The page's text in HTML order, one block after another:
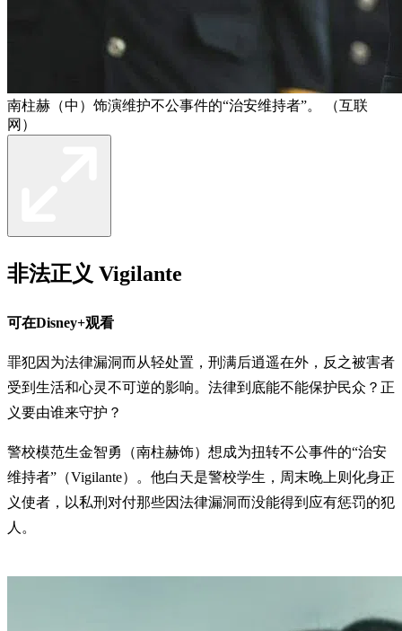
南柱赫（中）饰演维护不公事件的“治安维持者”。 （互联
网）
非法正义 Vigilante
可在Disney+观看
罪犯因为法律漏洞而从轻处置，刑满后逍遥在外，反之被害者
受到生活和心灵不可逆的影响。法律到底能不能保护民众？正
义要由谁来守护？
警校模范生金智勇（南柱赫饰）想成为扭转不公事件的“治安
维持者”（Vigilante）。他白天是警校学生，周末晚上则化身正
义使者，以私刑对付那些因法律漏洞而没能得到应有惩罚的犯
人。